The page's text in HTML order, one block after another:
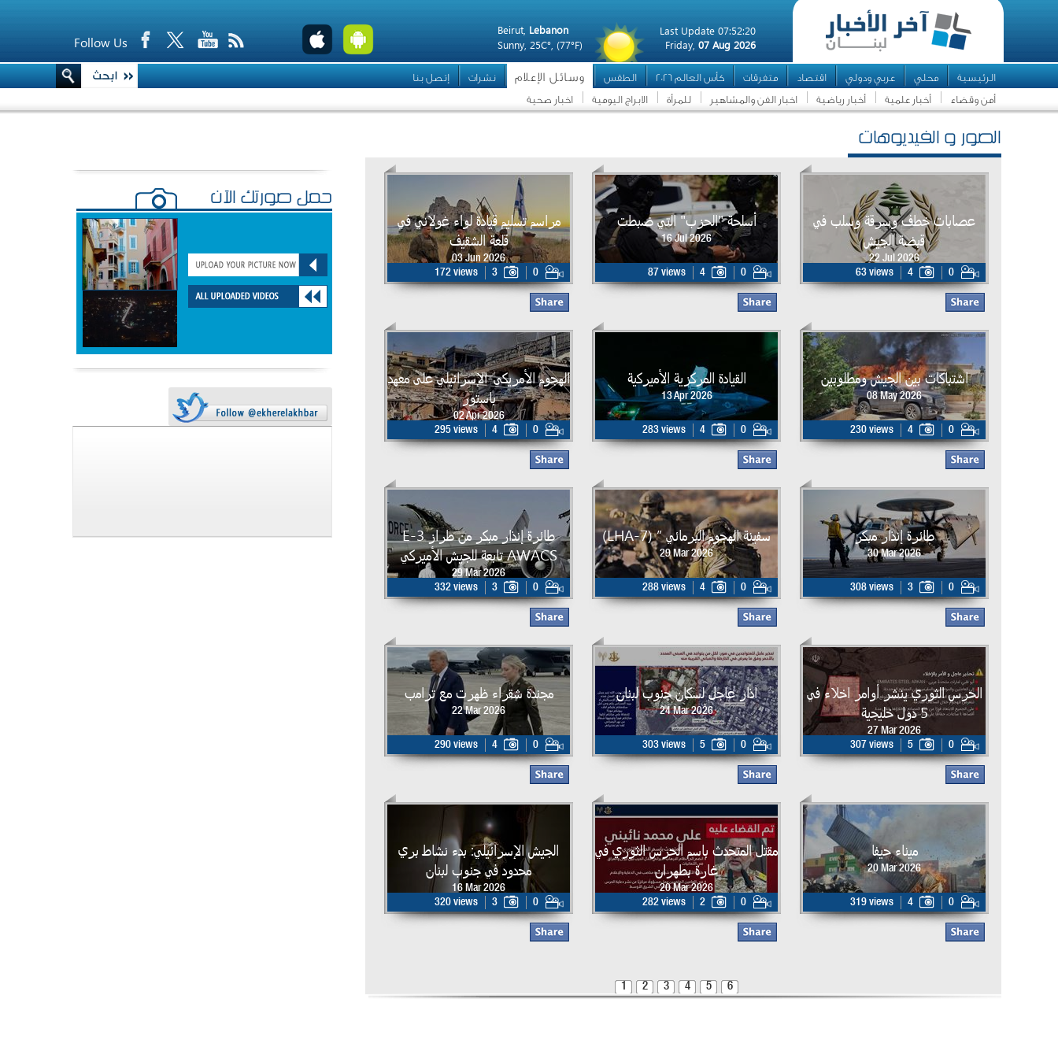
Last Update 07:52:20
Friday, 07 Aug 2026
Beirut, Lebanon
Sunny, 25C°, (77°F)
Follow Us
الرئيسية محلي عربي ودولي اقتصاد متفرقات كأس العالم 2026 الطقس وسائل الإعلام نشرات
إتصل بنا
أمن وقضاء
أخبار علمية أخبار رياضية اخبار الفن والمشاهير للمرأة الابراج اليومية اخبار صحية
الصور و الفيديوهات
عصابات خطف وسرقة وسلب في
قبضة الجيش
22 Jul 2026
63 views
4 0
أسلحة "الحزب" التي ضبطت
16 Jul 2026
87 views 4 0
مراسم تسليم قيادة لواء غولاني في
قلعة الشقيف
03 Jun 2026
172 views
3 0
اشتباكات بين الجيش ومطلوبين
08 May 2026
230 views 4 0
القيادة المركزية الأميركية
13 Apr 2026
283 views 4 0
الهجوم الأمريكي-الإسرائيلي على معهد
باستور
02 Apr 2026
295 views
4 0
طائرة إنذار مبكر
30 Mar 2026
308 views 3 0
سفينة الهجوم البرمائي ” (LHA-7)
29 Mar 2026
288 views 4 0
طائرة إنذار مبكر من طراز E-3
AWACS تابعة للجيش الأميركي
29 Mar 2026
332 views
3 0
الحرس الثوري ينشر أوامر اخلاء في
5 دول خليجية
27 Mar 2026
307 views
5 0
اذار عاجل لسكان جنوب لبنان
24 Mar 2026
303 views 5 0
مجندة شقراء ظهرت مع ترامب
22 Mar 2026
290 views 4 0
ميناء حيفا
20 Mar 2026
319 views 4 0
مقتل المتحدث باسم الحرس الثوري في
غارة بطهران
20 Mar 2026
282 views
2 0
الجيش الإسرائيلي: بدء نشاط بري
محدود في جنوب لبنان
16 Mar 2026
320 views
3 0
1 2 3 4 5 6
حمّل صورتك الآن